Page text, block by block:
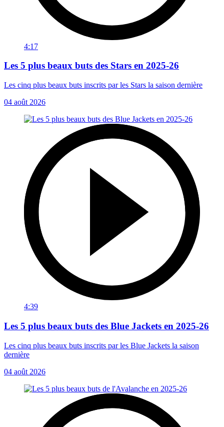
4:17
Les 5 plus beaux buts des Stars en 2025-26
Les cinq plus beaux buts inscrits par les Stars la saison dernière
04 août 2026
4:39
Les 5 plus beaux buts des Blue Jackets en 2025-26
Les cinq plus beaux buts inscrits par les Blue Jackets la saison
dernière
04 août 2026